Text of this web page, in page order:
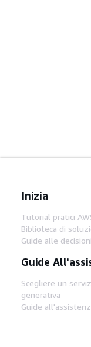
Inizia
Tutorial pratici
Biblioteca di
Guide alle
Guide
Scegliere un
generativa
Guide